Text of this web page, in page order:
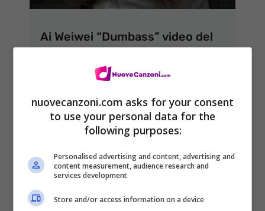
Ai Weiwei “Dumbass” video del
23 Maggio 2013
ARTICOLI RECENTI
nuovecanzoni.com asks for your consent
to use your personal data for the
following purposes:
Personalised advertising and content, advertising and
content measurement, audience research and
services development
Store and/or access information on a device